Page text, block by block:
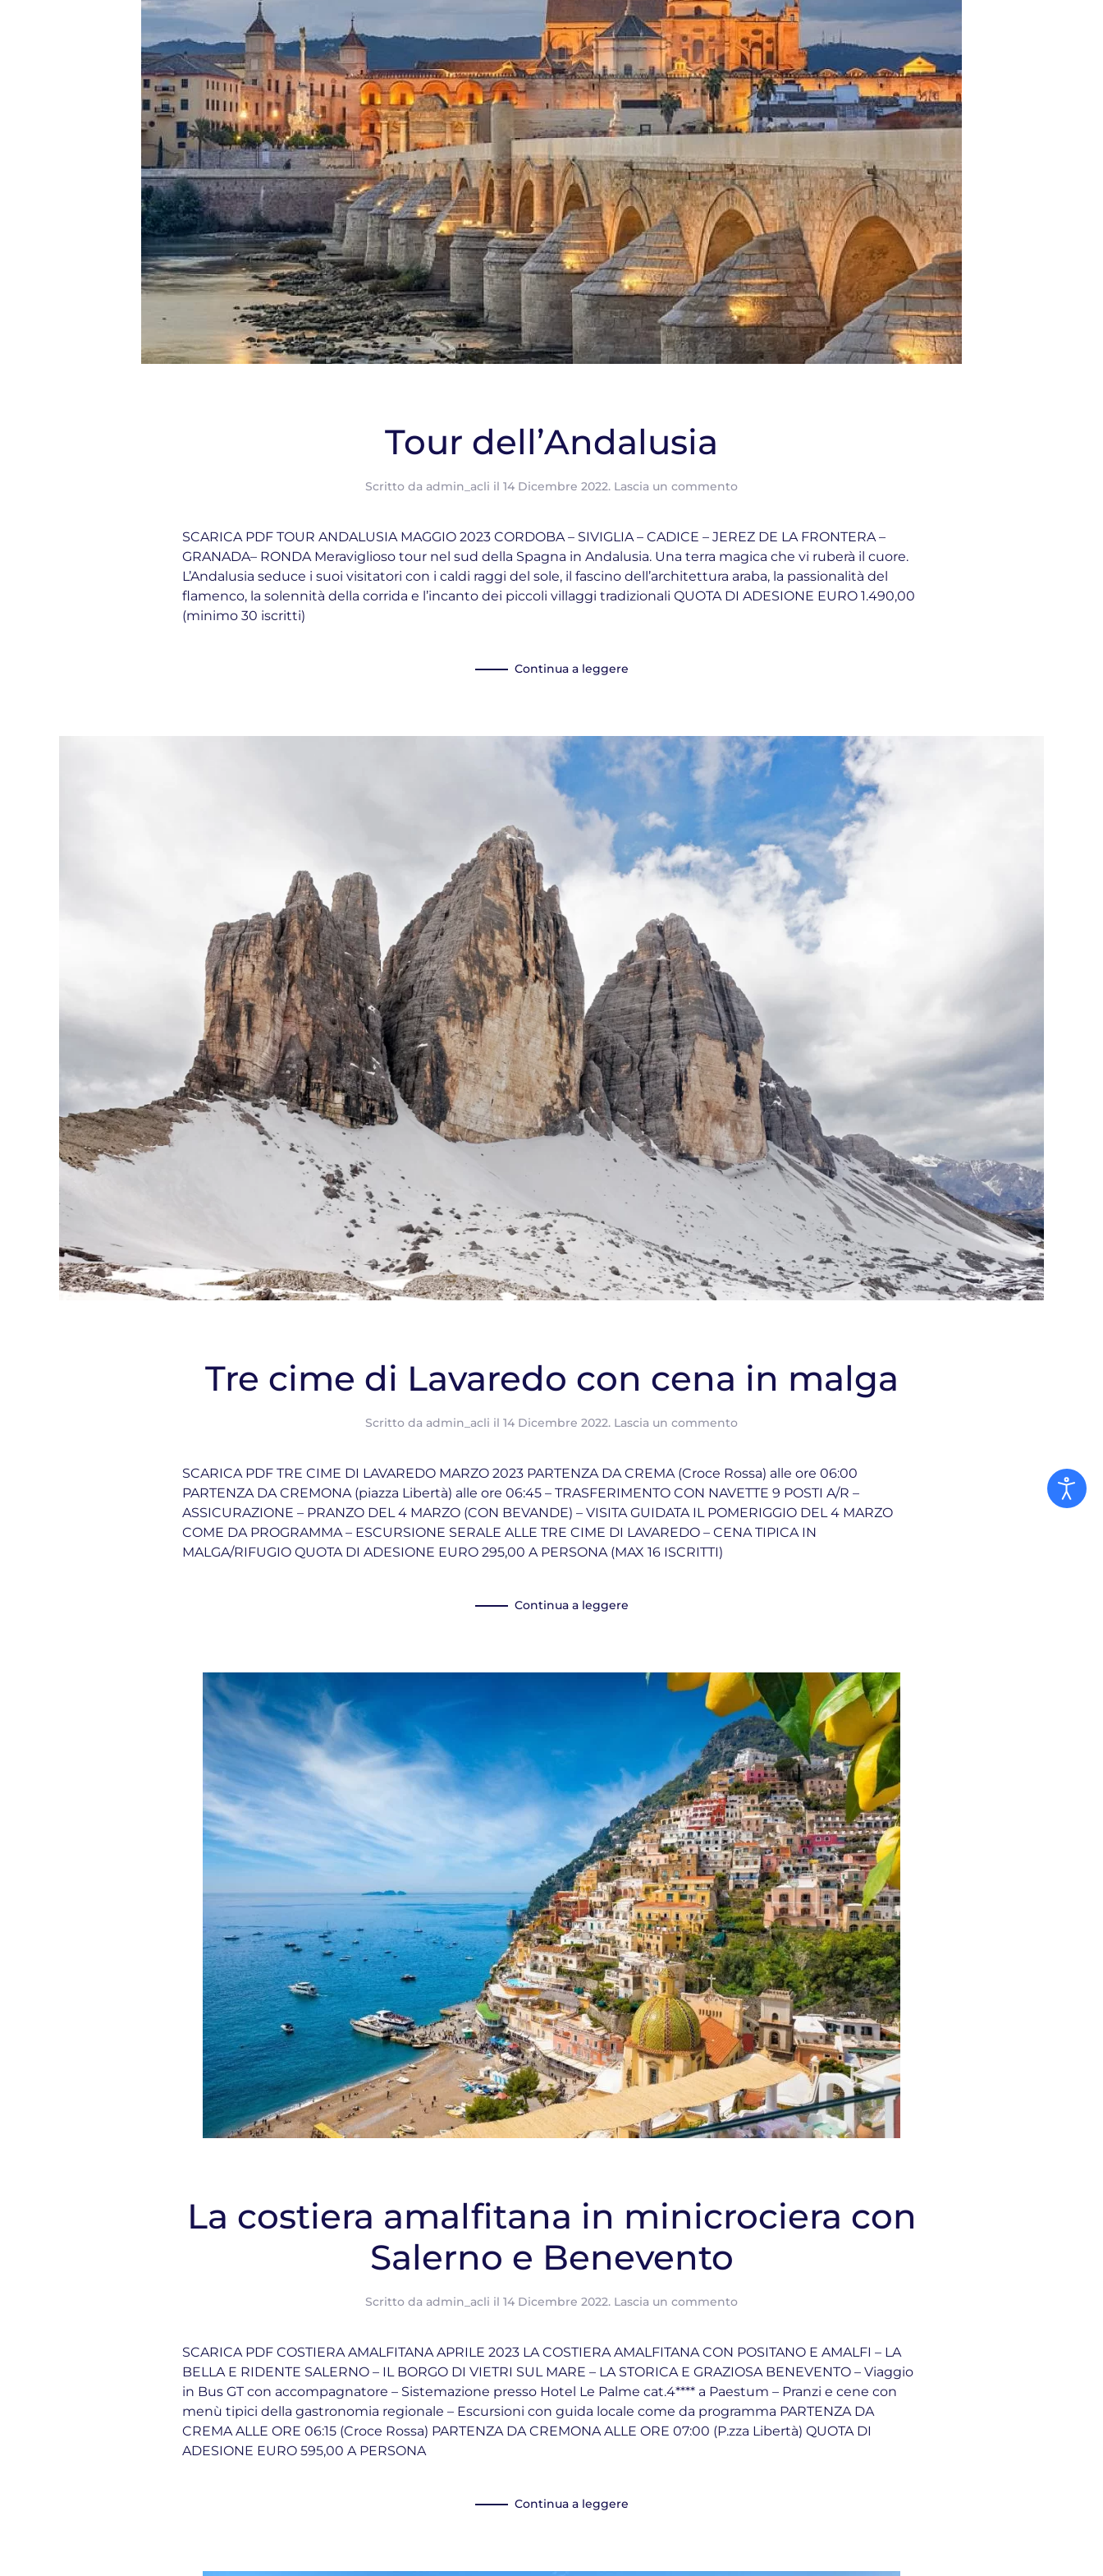
Tour dell’Andalusia
Scritto da admin_acli il 14 Dicembre 2022. Lascia un commento
SCARICA PDF TOUR ANDALUSIA MAGGIO 2023 CORDOBA – SIVIGLIA – CADICE – JEREZ DE LA FRONTERA –
GRANADA– RONDA Meraviglioso tour nel sud della Spagna in Andalusia. Una terra magica che vi ruberà il cuore.
L’Andalusia seduce i suoi visitatori con i caldi raggi del sole, il fascino dell’architettura araba, la passionalità del
flamenco, la solennità della corrida e l’incanto dei piccoli villaggi tradizionali QUOTA DI ADESIONE EURO 1.490,00
(minimo 30 iscritti)
Continua a leggere
Tre cime di Lavaredo con cena in malga
Scritto da admin_acli il 14 Dicembre 2022. Lascia un commento
SCARICA PDF TRE CIME DI LAVAREDO MARZO 2023 PARTENZA DA CREMA (Croce Rossa) alle ore 06:00
PARTENZA DA CREMONA (piazza Libertà) alle ore 06:45 – TRASFERIMENTO CON NAVETTE 9 POSTI A/R –
ASSICURAZIONE – PRANZO DEL 4 MARZO (CON BEVANDE) – VISITA GUIDATA IL POMERIGGIO DEL 4 MARZO
COME DA PROGRAMMA – ESCURSIONE SERALE ALLE TRE CIME DI LAVAREDO – CENA TIPICA IN
MALGA/RIFUGIO QUOTA DI ADESIONE EURO 295,00 A PERSONA (MAX 16 ISCRITTI)
Continua a leggere
La costiera amalfitana in minicrociera con
Salerno e Benevento
Scritto da admin_acli il 14 Dicembre 2022. Lascia un commento
SCARICA PDF COSTIERA AMALFITANA APRILE 2023 LA COSTIERA AMALFITANA CON POSITANO E AMALFI – LA
BELLA E RIDENTE SALERNO – IL BORGO DI VIETRI SUL MARE – LA STORICA E GRAZIOSA BENEVENTO – Viaggio
in Bus GT con accompagnatore – Sistemazione presso Hotel Le Palme cat.4**** a Paestum – Pranzi e cene con
menù tipici della gastronomia regionale – Escursioni con guida locale come da programma PARTENZA DA
CREMA ALLE ORE 06:15 (Croce Rossa) PARTENZA DA CREMONA ALLE ORE 07:00 (P.zza Libertà) QUOTA DI
ADESIONE EURO 595,00 A PERSONA
Continua a leggere